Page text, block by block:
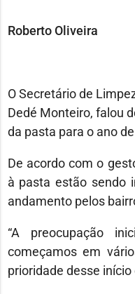
Roberto Oliveira
O Secretário de
Dedé Monteiro, falou
da pasta para o ano
De acordo com o
à pasta estão sendo
andamento pelos
“A preocupação
começamos em
prioridade desse início